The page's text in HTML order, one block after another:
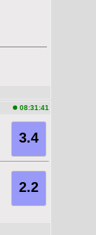
08:31:41
3.4
2.2